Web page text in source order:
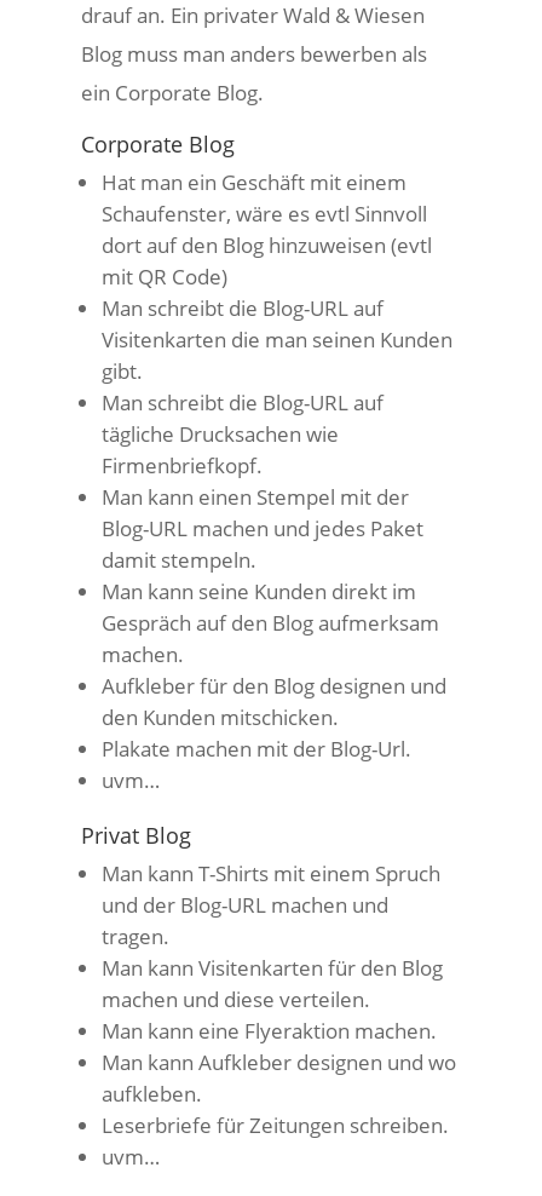
drauf an. Ein privater Wald & Wiesen
Blog muss man anders bewerben als
ein Corporate Blog.
Corporate Blog
Hat man ein Geschäft mit einem
Schaufenster, wäre es evtl Sinnvoll
dort auf den Blog hinzuweisen (evtl
mit QR Code)
Man schreibt die Blog-URL auf
Visitenkarten die man seinen Kunden
gibt.
Man schreibt die Blog-URL auf
tägliche Drucksachen wie
Firmenbriefkopf.
Man kann einen Stempel mit der
Blog-URL machen und jedes Paket
damit stempeln.
Man kann seine Kunden direkt im
Gespräch auf den Blog aufmerksam
machen.
Aufkleber für den Blog designen und
den Kunden mitschicken.
Plakate machen mit der Blog-Url.
uvm…
Privat Blog
Man kann T-Shirts mit einem Spruch
und der Blog-URL machen und
tragen.
Man kann Visitenkarten für den Blog
machen und diese verteilen.
Man kann eine Flyeraktion machen.
Man kann Aufkleber designen und wo
aufkleben.
Leserbriefe für Zeitungen schreiben.
uvm…